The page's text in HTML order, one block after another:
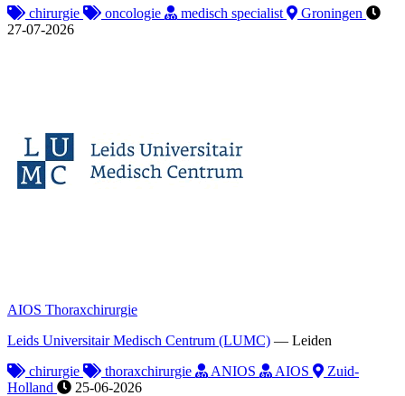
chirurgie
oncologie medisch specialist
Groningen
27-07-2026
AIOS Thoraxchirurgie
Leids Universitair Medisch Centrum (LUMC) — Leiden
chirurgie
thoraxchirurgie ANIOS AIOS
Zuid-
Holland
25-06-2026